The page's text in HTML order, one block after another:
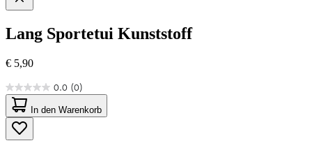
Lang Sportetui Kunststoff
€ 5,90
0.0 (0)
0.0
von
5
Sternen.
In den Warenkorb